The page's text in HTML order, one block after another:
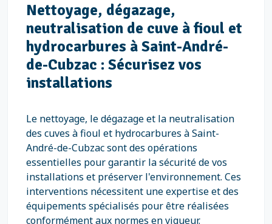
Nettoyage, dégazage,
neutralisation de cuve à fioul et
hydrocarbures à Saint-André-
de-Cubzac : Sécurisez vos
installations
Le nettoyage, le dégazage et la neutralisation
des cuves à fioul et hydrocarbures à Saint-
André-de-Cubzac sont des opérations
essentielles pour garantir la sécurité de vos
installations et préserver l'environnement. Ces
interventions nécessitent une expertise et des
équipements spécialisés pour être réalisées
conformément aux normes en vigueur.